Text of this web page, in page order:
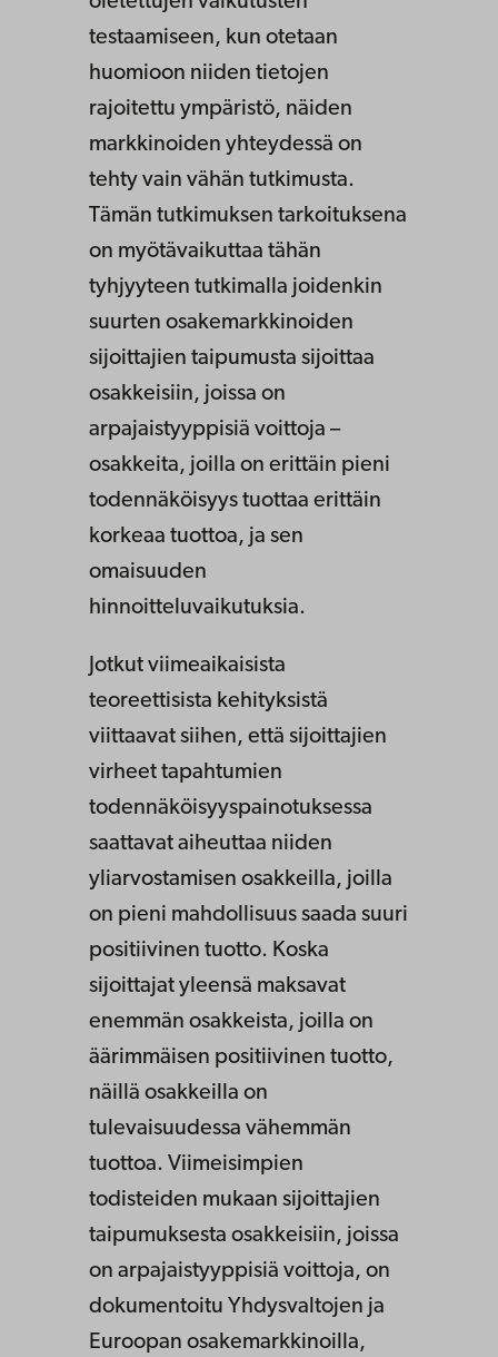
testaamiseen, kun otetaan
huomioon niiden tietojen
rajoitettu ympäristö, näiden
markkinoiden yhteydessä on
tehty vain vähän tutkimusta.
Tämän tutkimuksen tarkoituksena
on myötävaikuttaa tähän
tyhjyyteen tutkimalla joidenkin
suurten osakemarkkinoiden
sijoittajien taipumusta sijoittaa
osakkeisiin, joissa on
arpajaistyyppisiä voittoja –
osakkeita, joilla on erittäin pieni
todennäköisyys tuottaa erittäin
korkeaa tuottoa, ja sen
omaisuuden
hinnoitteluvaikutuksia.
Jotkut viimeaikaisista
teoreettisista kehityksistä
viittaavat siihen, että sijoittajien
virheet tapahtumien
todennäköisyyspainotuksessa
saattavat aiheuttaa niiden
yliarvostamisen osakkeilla, joilla
on pieni mahdollisuus saada suuri
positiivinen tuotto. Koska
sijoittajat yleensä maksavat
enemmän osakkeista, joilla on
äärimmäisen positiivinen tuotto,
näillä osakkeilla on
tulevaisuudessa vähemmän
tuottoa. Viimeisimpien
todisteiden mukaan sijoittajien
taipumuksesta osakkeisiin, joissa
on arpajaistyyppisiä voittoja, on
dokumentoitu Yhdysvaltojen ja
Euroopan osakemarkkinoilla,